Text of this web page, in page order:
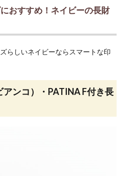
おすすめ！ネイビーの長財
らしいネイビーならスマートな印
ンコ）・PATINA F付き長